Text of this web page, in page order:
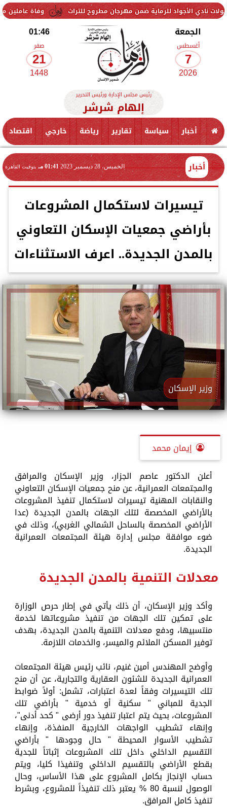
وفاة عاملين متأثرين للرماية ضمن مهرجان مطروح للتراث
الجمعة
أغسطس
7
2026
01:46
صفر
21
1448
رئيس مجلس الإدارة ورئيس التحرير
إلهام شرشر
أخبار سياسة تقارير رياضة خارجي اقتصاد
أخبار الخميس، 28 ديسمبر 2023 01:41 مـ بتوقيت القاهرة
تيسيرات لاستكمال المشروعات
بأراضي جمعيات الإسكان التعاوني
بالمدن الجديدة.. اعرف الاستثناءات
وزير الإسكان
إيمان محمد
أعلن الدكتور عاصم الجزار، وزير الإسكان والمرافق
والمجتمعات العمرانية، عن منح جمعيات الإسكان التعاوني
والنقابات المهنية تيسيرات لاستكمال تنفيذ المشروعات
بالأراضي المخصصة لتلك الجهات بالمدن الجديدة (عدا
الأراضي المخصصة بالساحل الشمالي الغربي)، وذلك في
ضوء موافقة مجلس إدارة هيئة المجتمعات العمرانية
الجديدة.
معدلات التنمية بالمدن الجديدة
وأكد وزير الإسكان، أن ذلك يأتي في إطار حرص الوزارة
على تمكين تلك الجهات من تنفيذ مشروعاتها لخدمة
منتسبيها، ودفع معدلات التنمية بالمدن الجديدة، بهدف
توفير المسكن الملائم والميسر، والخدمات اللازمة.
وأوضح المهندس أمين غنيم، نائب رئيس هيئة المجتمعات
العمرانية الجديدة للشئون العقارية والتجارية، عن أن منح
تلك التيسيرات وفقاً لعدة اعتبارات، تشمل: أولاً ضوابط
الجدية للمباني " سكنية أو خدمية " بأراضي تلك
المشروعات، بحيث يتم اعتبار تنفيذ دور أرضى " كحد أدنى"،
وإنهاء تشطيب الواجهات الخارجية المنفذة، وإنهاء
تشطيب الأسوار المحيطة " حال وجودها " بأراضي
التقسيم الداخلي داخل تلك المشروعات إثباتاً للجدية
بقطع الأراضي بالتقسيم الداخلي وتنفيذا كليا، ويتم
حساب الإنجاز بكامل المشروع على هذا الأساس، وحال
الوصول لنسبة 80 % يعتبر ذلك تنفيذاً للمشروع، وبشرط
تنفيذ كامل المرافق.